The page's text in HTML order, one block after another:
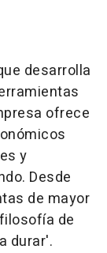
desarrolla
ofrece
y
Desde
de mayor
de
durar'.